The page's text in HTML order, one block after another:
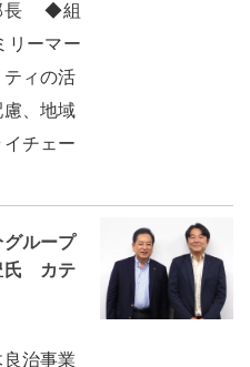
長 ◆組
ーマー
ティの活
、地域
チェー
ループ
氏 カテ
治事業